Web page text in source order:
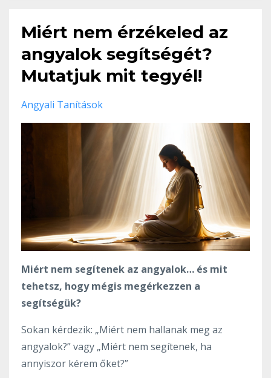
Miért nem érzékeled az
angyalok segítségét?
Mutatjuk mit tegyél!
Angyali Tanítások
Miért nem segítenek az angyalok… és mit
tehetsz, hogy mégis megérkezzen a
segítségük?
Sokan kérdezik: „Miért nem hallanak meg az
angyalok?” vagy „Miért nem segítenek, ha
annyiszor kérem őket?”